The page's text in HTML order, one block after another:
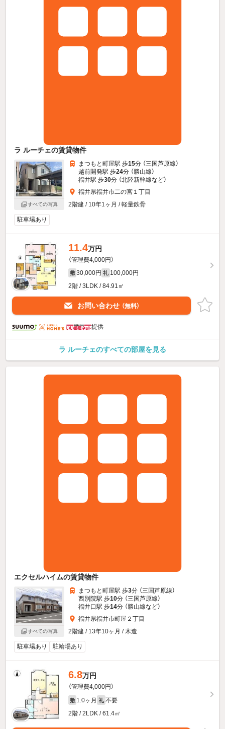
ラ ルーチェの賃貸物件
すべての写真
まつもと町屋駅 歩15分 （三国芦原線）
越前開発駅 歩24分 （勝山線）
福井駅 歩30分 （北陸新幹線など）
福井県福井市二の宮１丁目
2階建 / 10年1ヶ月 / 軽量鉄骨
駐車場あり
11.4万円
（管理費4,000円）
敷 30,000円 礼 100,000円
2階 / 3LDK / 84.91㎡
お問い合わせ （無料）
提供
ラ ルーチェのすべての部屋を見る
エクセルハイムの賃貸物件
すべての写真
まつもと町屋駅 歩3分 （三国芦原線）
西別院駅 歩10分 （三国芦原線）
福井口駅 歩14分 （勝山線など）
福井県福井市町屋２丁目
2階建 / 13年10ヶ月 / 木造
駐車場あり 駐輪場あり
6.8万円
（管理費4,000円）
敷 1.0ヶ月 礼 不要
2階 / 2LDK / 61.4㎡